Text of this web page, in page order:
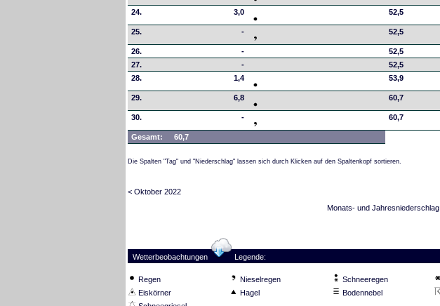
24. 3,0 52,5
25. - 52,5
26. -
52,5
27.
-
52,5
28.
1,4 53,9
29. 6,8 60,7
30. - 60,7
Gesamt: 60,7
Die Spalten "Tag" und "Niederschlag" lassen sich durch Klicken auf den Spaltenkopf sortieren.
< Oktober 2022
Monats- und Jahresniederschlag
Wetterbeobachtungen Legende:
Regen Nieselregen Schneeregen
Eiskörner
Hagel Bodennebel